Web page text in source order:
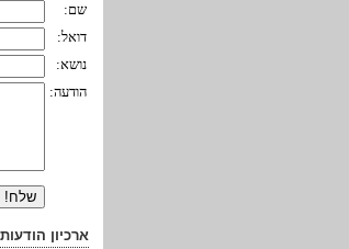
שם:
דואל:
נושא:
הודעה:
ארכיון הודעות